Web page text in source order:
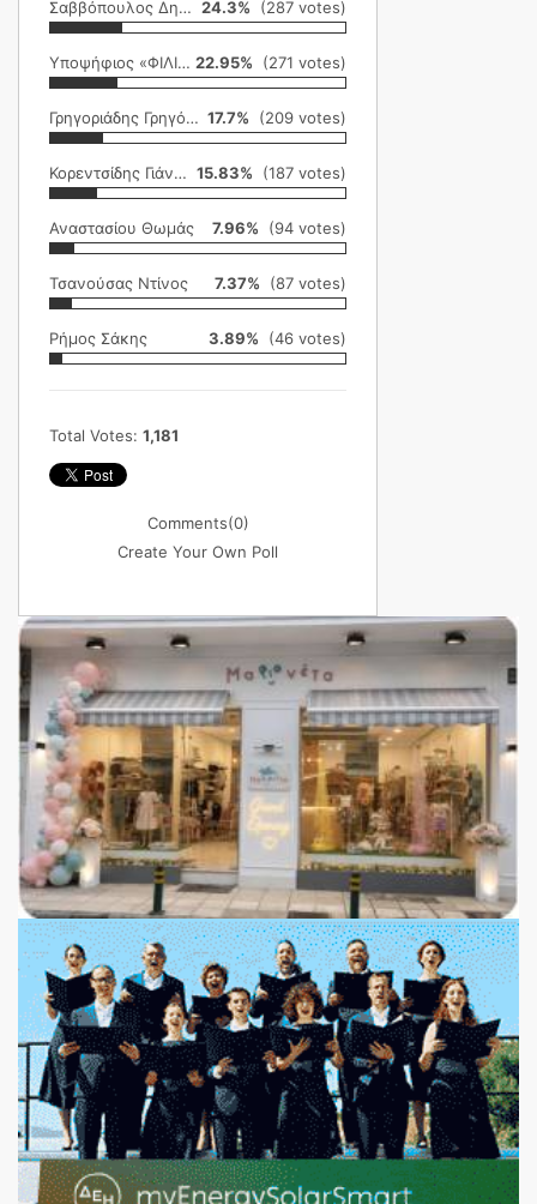
Σαββόπουλος Δημήτρης 24.3% (287 votes)
Υποψήφιος «ΦΙΛΙΚΗ ΕΤΑΙΡΕΙΑ» 22.95% (271 votes)
Γρηγοριάδης Γρηγόρης 17.7% (209 votes)
Κορεντσίδης Γιάννης 15.83% (187 votes)
Αναστασίου Θωμάς 7.96% (94 votes)
Τσανούσας Ντίνος 7.37% (87 votes)
Ρήμος Σάκης 3.89% (46 votes)
Total Votes: 1,181
Comments(0)
Create Your Own Poll